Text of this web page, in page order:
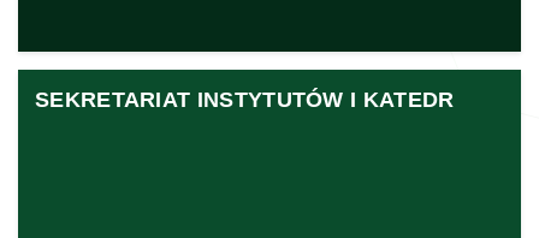
SEKRETARIAT INSTYTUTÓW I KATEDR